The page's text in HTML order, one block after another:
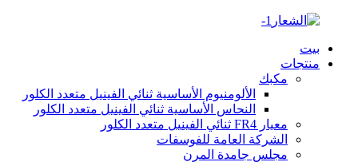
بيت
منتجات
مكبك
الألومنيوم الأساسية ثنائي الفينيل متعدد الكلور
النحاس الأساسية ثنائي الفينيل متعدد الكلور
معيار FR4 ثنائي الفينيل متعدد الكلور
الشركة العامة للفوسفات
مجلس جامدة المرن